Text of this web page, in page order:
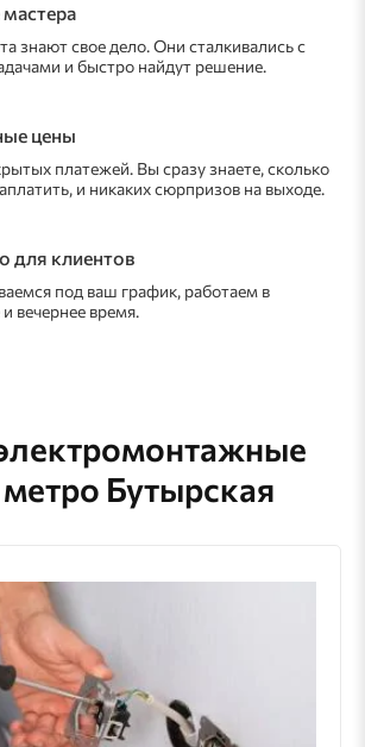
знают свое дело. Они сталкивались с
и быстро найдут решение.
цены
платежей. Вы сразу знаете, сколько
и никаких сюрпризов на выходе.
для клиентов
под ваш график, работаем в
вечернее время.
Бутырская